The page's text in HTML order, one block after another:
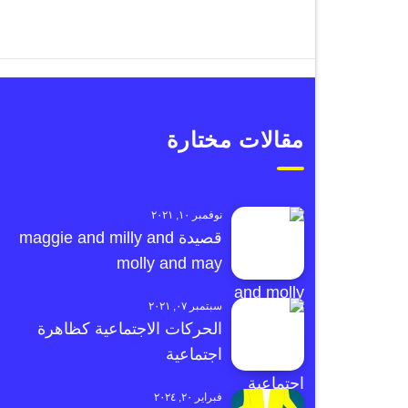
مقالات مختارة
نوفمبر ١٠, ٢٠٢١
قصيدة maggie and milly and
molly and may
سبتمبر ٠٧, ٢٠٢١
الحركات الاجتماعية كظاهرة
اجتماعية
فبراير ٢٠, ٢٠٢٤